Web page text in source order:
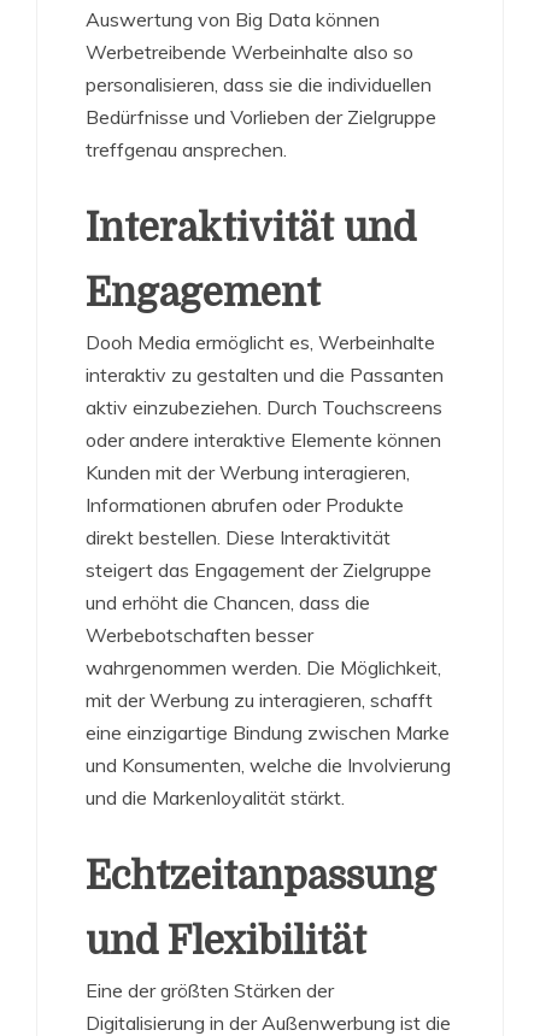
Auswertung von Big Data können
Werbetreibende Werbeinhalte also so
personalisieren, dass sie die individuellen
Bedürfnisse und Vorlieben der Zielgruppe
treffgenau ansprechen.
Interaktivität und
Engagement
Dooh Media ermöglicht es, Werbeinhalte
interaktiv zu gestalten und die Passanten
aktiv einzubeziehen. Durch Touchscreens
oder andere interaktive Elemente können
Kunden mit der Werbung interagieren,
Informationen abrufen oder Produkte
direkt bestellen. Diese Interaktivität
steigert das Engagement der Zielgruppe
und erhöht die Chancen, dass die
Werbebotschaften besser
wahrgenommen werden. Die Möglichkeit,
mit der Werbung zu interagieren, schafft
eine einzigartige Bindung zwischen Marke
und Konsumenten, welche die Involvierung
und die Markenloyalität stärkt.
Echtzeitanpassung
und Flexibilität
Eine der größten Stärken der
Digitalisierung in der Außenwerbung ist die